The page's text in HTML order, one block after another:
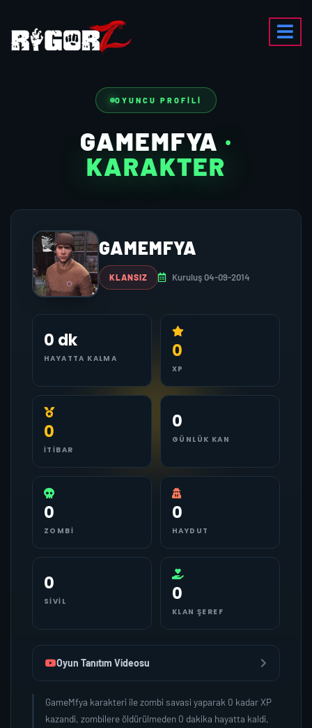
OYUNCU PROFILI
GAMEMFYA ·
KARAKTER
GAMEMFYA
KLANSIZ Kuruluş 04-09-2014
0 dk
HAYATTA KALMA 0
XP
0
İTIBAR
0
GÜNLÜK KAN
0
ZOMBI
0
HAYDUT
0
SIVIL 0
KLAN ŞEREF
Oyun Tanıtım Videosu
GameMfya karakteri ile zombi savasi yaparak 0 kadar XP
kazandi, zombilere öldürülmeden 0 dakika hayatta kaldi,